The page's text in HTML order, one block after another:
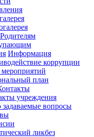
Родителям
Информация
коррупции
план
учреждения
задаваемые вопросы
ликбез